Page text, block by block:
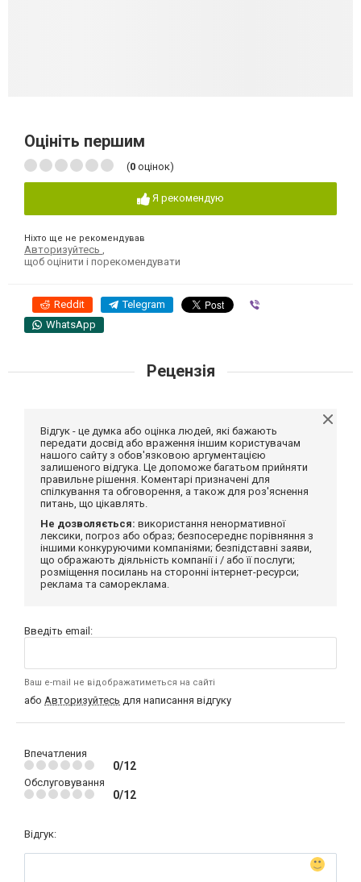
Оцініть першим
(0 оцінок)
Я рекомендую
Ніхто ще не рекомендував
Авторизуйтесь
щоб оцінити і порекомендувати
Reddit Telegram
WhatsApp
Рецензія
Відгук - це думка або оцінка людей, які бажають
передати досвід або враження іншим користувачам
нашого сайту з обов'язковою аргументацією
залишеного відгука. Це допоможе багатьом прийняти
правильне рішення. Коментарі призначені для
спілкування та обговорення, а також для роз'яснення
питань, що цікавлять.
Не дозволяється: використання ненормативної
лексики, погроз або образ; безпосереднє порівняння з
іншими конкуруючими компаніями; безпідставні заяви,
що ображають діяльність компанії і / або її послуги;
розміщення посилань на сторонні інтернет-ресурси;
реклама та самореклама.
Введіть email:
Ваш e-mail не відображатиметься на сайті
або Авторизуйтесь для написання відгуку
Впечатления
0/12
Обслуговування
0/12
Відгук: